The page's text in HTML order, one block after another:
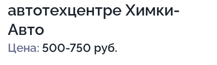
автотехцентре Химки-
Авто
Цена: 500-750 руб.